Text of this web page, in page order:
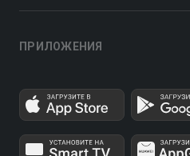
ПРИЛОЖЕНИЯ